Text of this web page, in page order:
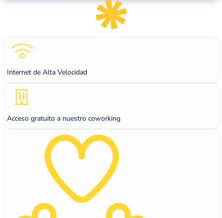
Internet de Alta Velocidad
Acceso gratuito a nuestro coworking